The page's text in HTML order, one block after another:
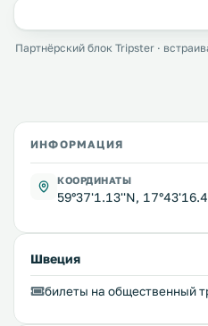
Партнёрский блок Tripster ·
ИНФОРМАЦИЯ
КООРДИНАТЫ
59°37'1.13''N,
Швеция
билеты на общественный